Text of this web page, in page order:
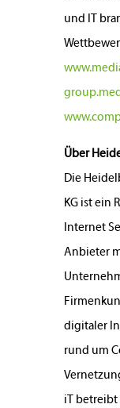
und IT
Über
Die
KG ist ein
Internet
Anbieter
digitaler
rund um
iT betreibt